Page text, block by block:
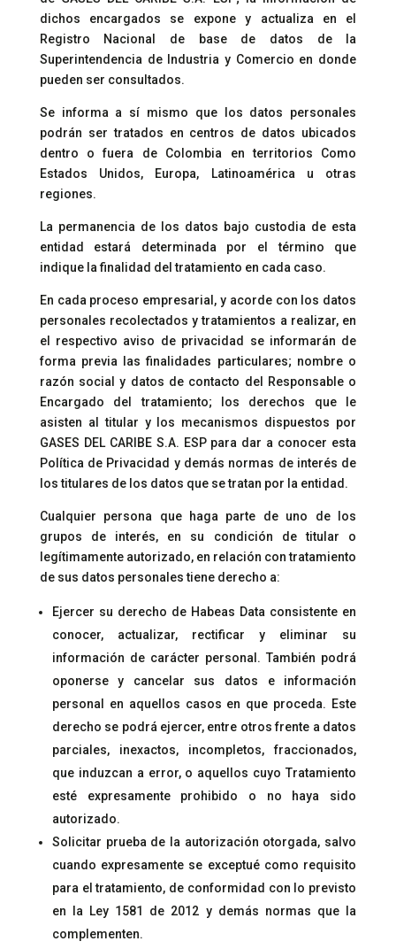
dichos encargados se expone y actualiza en el
Registro Nacional de base de datos de la
Superintendencia de Industria y Comercio en donde
pueden ser consultados.
Se informa a sí mismo que los datos personales
podrán ser tratados en centros de datos ubicados
dentro o fuera de Colombia en territorios Como
Estados Unidos, Europa, Latinoamérica u otras
regiones.
La permanencia de los datos bajo custodia de esta
entidad estará determinada por el término que
indique la finalidad del tratamiento en cada caso.
En cada proceso empresarial, y acorde con los datos
personales recolectados y tratamientos a realizar, en
el respectivo aviso de privacidad se informarán de
forma previa las finalidades particulares; nombre o
razón social y datos de contacto del Responsable o
Encargado del tratamiento; los derechos que le
asisten al titular y los mecanismos dispuestos por
GASES DEL CARIBE S.A. ESP para dar a conocer esta
Política de Privacidad y demás normas de interés de
los titulares de los datos que se tratan por la entidad.
Cualquier persona que haga parte de uno de los
grupos de interés, en su condición de titular o
legítimamente autorizado, en relación con tratamiento
de sus datos personales tiene derecho a:
Ejercer su derecho de Habeas Data consistente en
conocer, actualizar, rectificar y eliminar su
información de carácter personal. También podrá
oponerse y cancelar sus datos e información
personal en aquellos casos en que proceda. Este
derecho se podrá ejercer, entre otros frente a datos
parciales, inexactos, incompletos, fraccionados,
que induzcan a error, o aquellos cuyo Tratamiento
esté expresamente prohibido o no haya sido
autorizado.
Solicitar prueba de la autorización otorgada, salvo
cuando expresamente se exceptué como requisito
para el tratamiento, de conformidad con lo previsto
en la Ley 1581 de 2012 y demás normas que la
complementen.